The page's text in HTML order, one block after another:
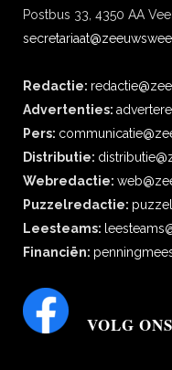
Postbus 33, 4350 AA
Redactie:
Advertenties:
Pers:
Distributie:
Webredactie:
Puzzelredactie:
Leesteams:
Financiën:
VOLG